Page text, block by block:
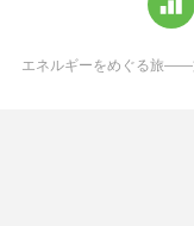
エネルギーをめぐる旅――